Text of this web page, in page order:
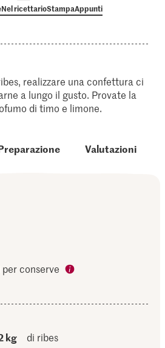
Nel ricettarioStampaAppunti
realizzare una confettura ci
a lungo il gusto. Provate la
di timo e limone.
Valutazioni
per conserve
kg
di ribes